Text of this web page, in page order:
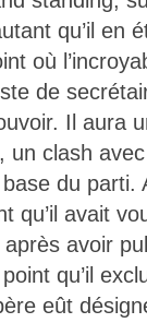
qu’il en
où
de
Il aura
un clash
du parti.
qu’il avait
avoir
qu’il
eût